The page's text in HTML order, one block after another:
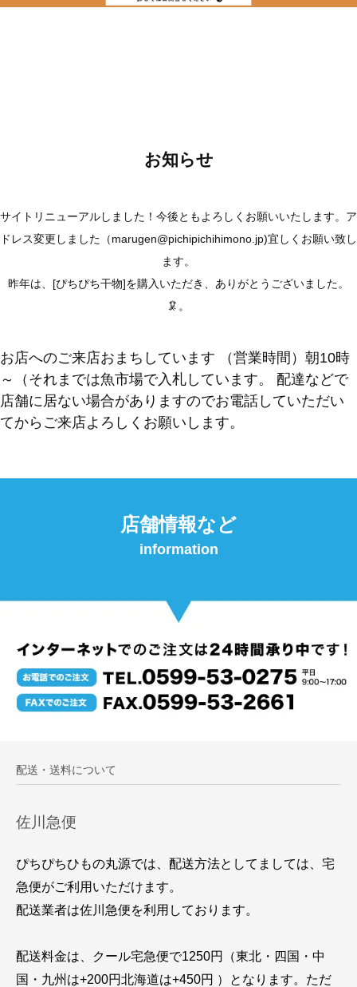
お知らせ
サイトリニューアルしました！今後ともよろしくお願いいたします。ア
ドレス変更しました（marugen@pichipichihimono.jp)宜しくお願い致し
ます。
昨年は、[ぴちぴち干物]を購入いただき、ありがとうございました。
🦑。
お店へのご来店おまちしています （営業時間）朝10時
～（それまでは魚市場で入札しています。 配達などで
店舗に居ない場合がありますのでお電話していただい
てからご来店よろしくお願いします。
店舗情報など
information
配送・送料について
佐川急便
ぴちぴちひもの丸源では、配送方法としてましては、宅
急便がご利用いただけます。
配送業者は佐川急便を利用しております。
配送料金は、クール宅急便で1250円（東北・四国・中
国・九州は+200円北海道は+450円 ）となります。ただ